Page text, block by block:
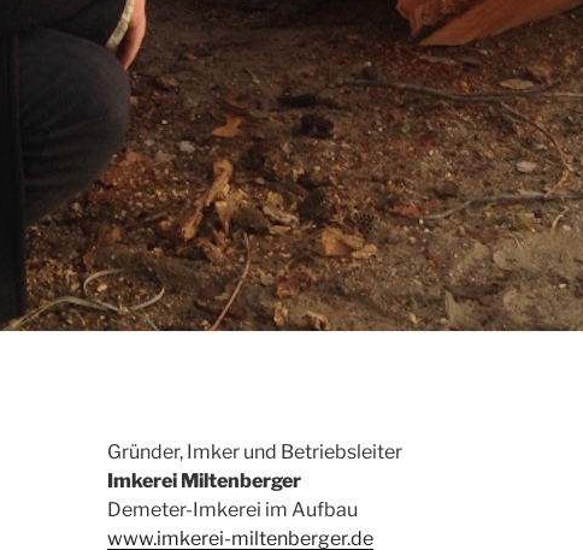
Gründer, Imker und Betriebsleiter
Imkerei Miltenberger
Demeter-Imkerei im Aufbau
www.imkerei-miltenberger.de